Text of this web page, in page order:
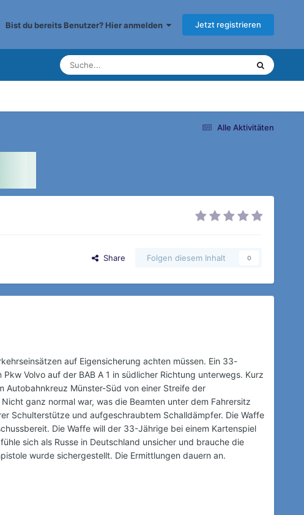
Bist du bereits Benutzer? Hier anmelden Jetzt registrieren
Alle Aktivitäten
Share Folgen diesem Inhalt 0
auf Eigensicherung achten müssen. Ein 33-
Volvo auf der BAB A 1 in südlicher Richtung unterwegs. Kurz
Münster-Süd von einer Streife der
ganz normal war, was die Beamten unter dem Fahrersitz
Schulterstütze und aufgeschraubtem Schalldämpfer. Die Waffe
Die Waffe will der 33-Jährige bei einem Kartenspiel
sich als Russe in Deutschland unsicher und brauche die
wurde sichergestellt. Die Ermittlungen dauern an.